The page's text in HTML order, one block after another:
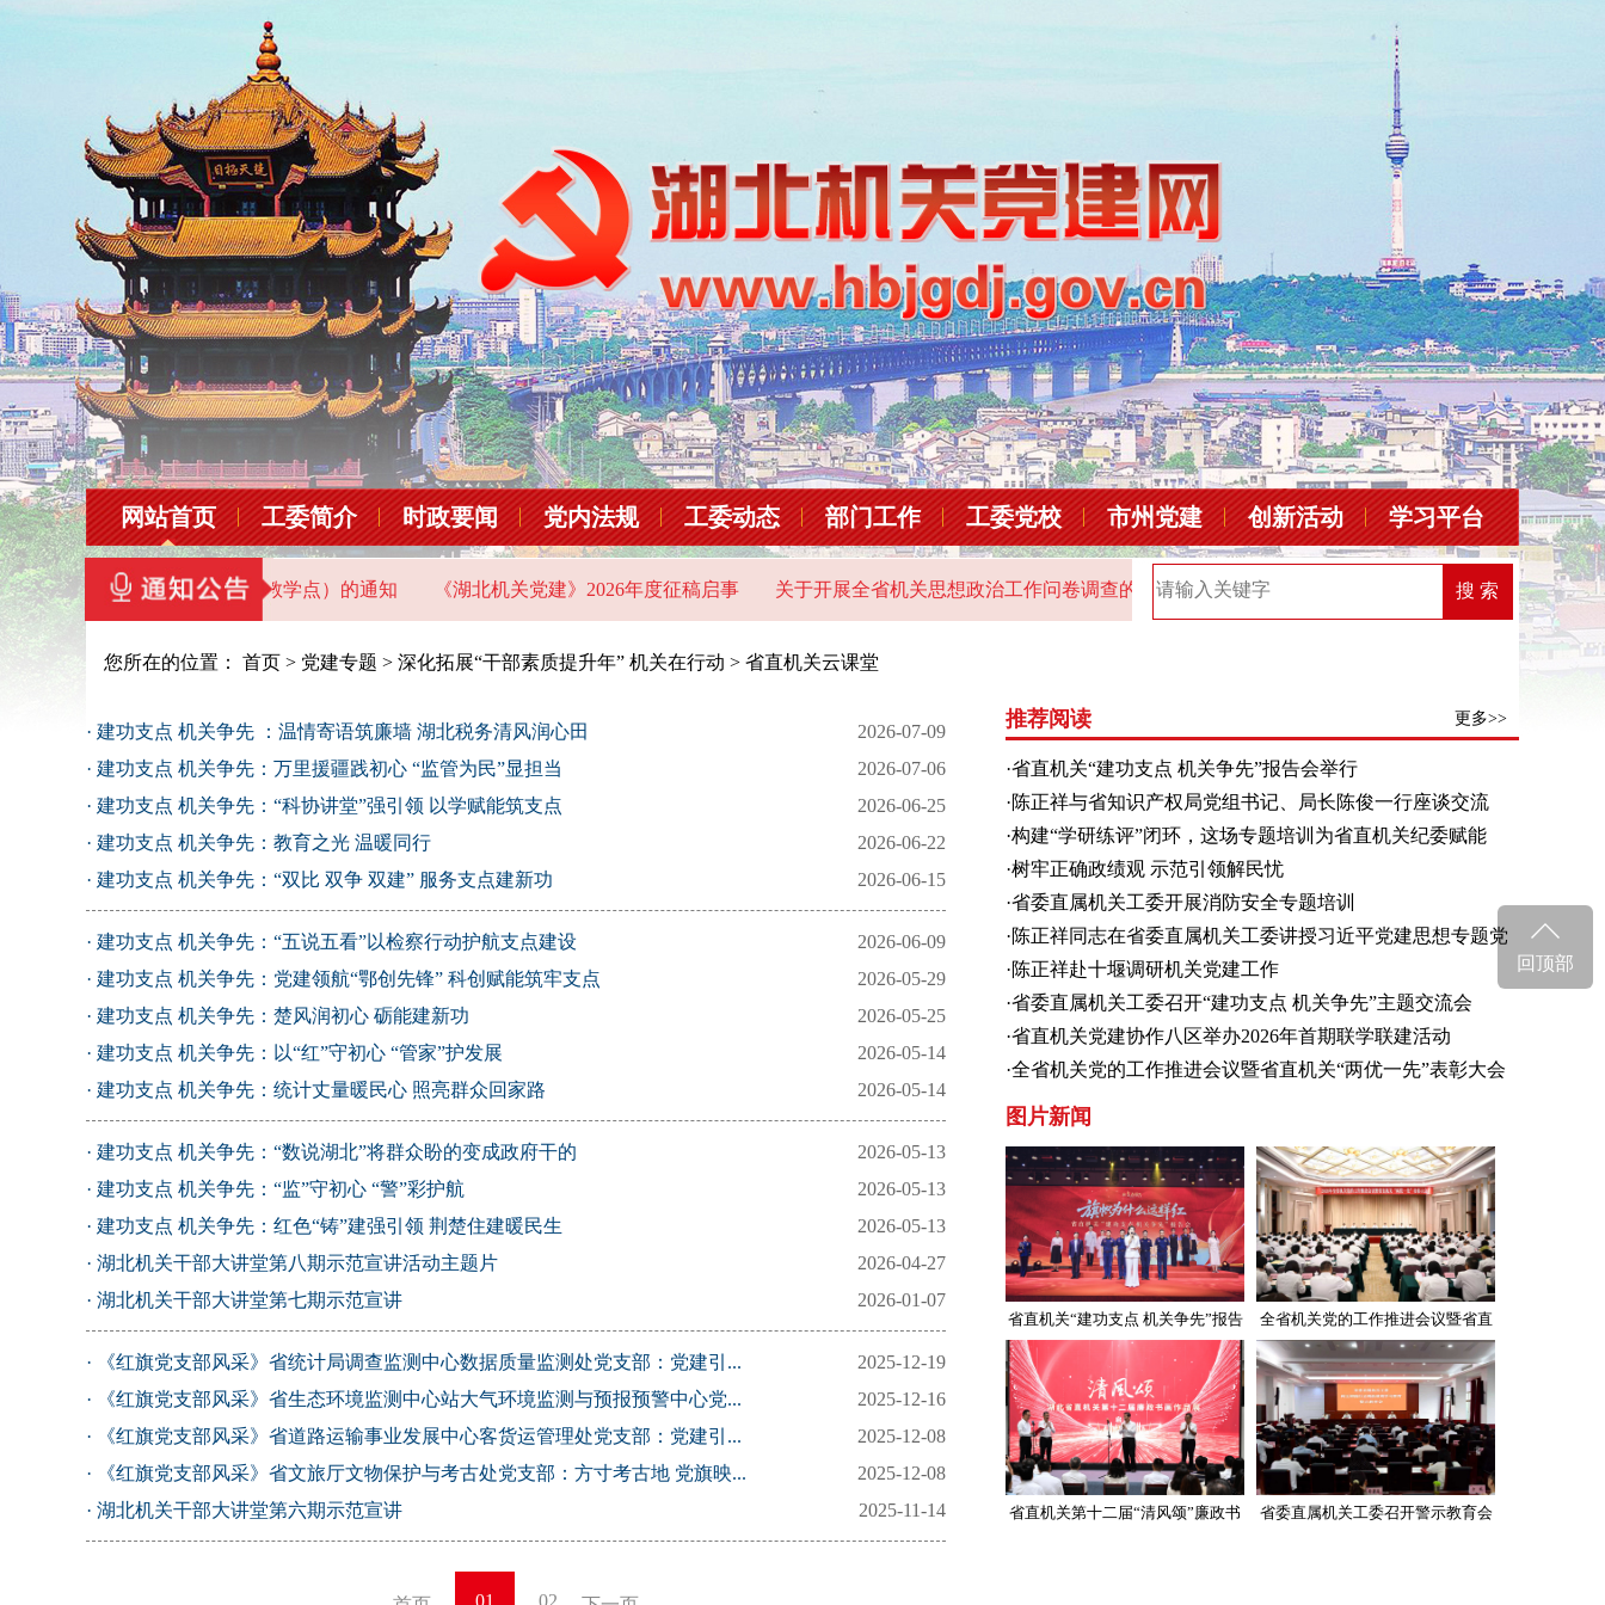
网站首页 工委简介 时政要闻 党内法规 工委动态 部门工作 工委党校 市州党建 创新活动 学习平台
机关党员干部教育基地（教学点）的通知 《湖北机关党建》2026年度征稿启事 关于开展全省机关思想政治工作问卷调查的通知 2025年“机关党建创新榜”优秀案例名单 2026年
搜 索
您所在的位置： 首页 > 党建专题 > 深化拓展“干部素质提升年” 机关在行动 > 省直机关云课堂
2026-07-09
· 建功支点 机关争先 ：温情寄语筑廉墙 湖北税务清风润心田
2026-07-06
· 建功支点 机关争先：万里援疆践初心 “监管为民”显担当
2026-06-25
· 建功支点 机关争先：“科协讲堂”强引领 以学赋能筑支点
2026-06-22
· 建功支点 机关争先：教育之光 温暖同行
2026-06-15
· 建功支点 机关争先：“双比 双争 双建” 服务支点建新功
2026-06-09
· 建功支点 机关争先：“五说五看”以检察行动护航支点建设
2026-05-29
· 建功支点 机关争先：党建领航“鄂创先锋” 科创赋能筑牢支点
2026-05-25
· 建功支点 机关争先：楚风润初心 砺能建新功
2026-05-14
· 建功支点 机关争先：以“红”守初心 “管家”护发展
2026-05-14
· 建功支点 机关争先：统计丈量暖民心 照亮群众回家路
2026-05-13
· 建功支点 机关争先：“数说湖北”将群众盼的变成政府干的
2026-05-13
· 建功支点 机关争先：“监”守初心 “警”彩护航
2026-05-13
· 建功支点 机关争先：红色“铸”建强引领 荆楚住建暖民生
2026-04-27
· 湖北机关干部大讲堂第八期示范宣讲活动主题片
2026-01-07
· 湖北机关干部大讲堂第七期示范宣讲
2025-12-19
· 《红旗党支部风采》省统计局调查监测中心数据质量监测处党支部：党建引...
2025-12-16
· 《红旗党支部风采》省生态环境监测中心站大气环境监测与预报预警中心党...
2025-12-08
· 《红旗党支部风采》省道路运输事业发展中心客货运管理处党支部：党建引...
2025-12-08
· 《红旗党支部风采》省文旅厅文物保护与考古处党支部：方寸考古地 党旗映...
2025-11-14
· 湖北机关干部大讲堂第六期示范宣讲
推荐阅读 更多>>
·省直机关“建功支点 机关争先”报告会举行
·陈正祥与省知识产权局党组书记、局长陈俊一行座谈交流
·构建“学研练评”闭环，这场专题培训为省直机关纪委赋能
·树牢正确政绩观 示范引领解民忧
——省委直属机关工委打造“安心一夏”全覆盖暑期照护体系
·省委直属机关工委开展消防安全专题培训
·陈正祥同志在省委直属机关工委讲授习近平党建思想专题党
课
·陈正祥赴十堰调研机关党建工作
·省委直属机关工委召开“建功支点 机关争先”主题交流会
重温习近平总书记关于机关党建的重要讲话和重要指示 研究
部署深入学习贯彻习近平党建思想思路举措
·省直机关党建协作八区举办2026年首期联学联建活动
·全省机关党的工作推进会议暨省直机关“两优一先”表彰大会
召开
图片新闻
省直机关“建功支点 机关争先”报告
全省机关党的工作推进会议暨省直
机关“两优一先”表彰大会召开
省直机关第十二届“清风颂”廉政书
省委直属机关工委召开警示教育会
回顶部